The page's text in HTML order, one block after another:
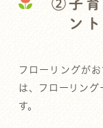
②子育
ン
フローリングが
は、フローリング
す。